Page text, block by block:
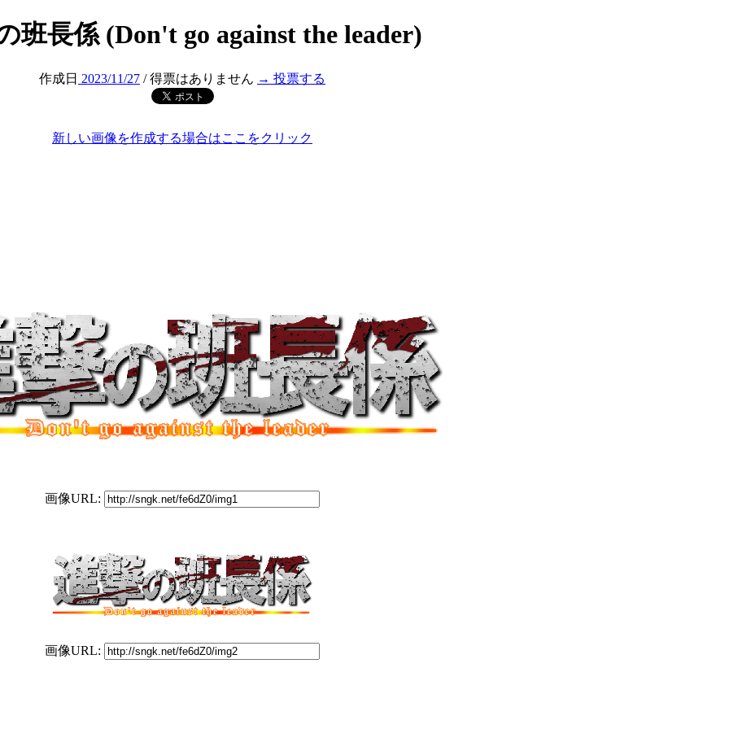
班長係 (Don't go against the leader)
作成日 2023/11/27 / 得票はありません → 投票する
新しい画像を作成する場合はここをクリック
画像URL:
画像URL: